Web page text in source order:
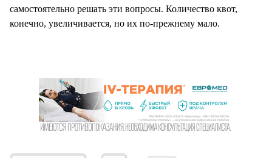
самостоятельно решать эти вопросы. Количество квот,
конечно, увеличивается, но их по-прежнему мало.